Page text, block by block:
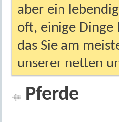
aber ein
oft, einige Dinge
das Sie am
unserer netten
Pferde